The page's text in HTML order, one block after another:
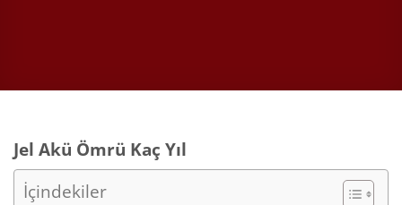
Jel Akü Ömrü Kaç Yıl
İçindekiler